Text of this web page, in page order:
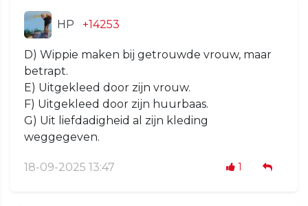
HP +14253
D) Wippie maken bij getrouwde vrouw, maar
betrapt.
E) Uitgekleed door zijn vrouw.
F) Uitgekleed door zijn huurbaas.
G) Uit liefdadigheid al zijn kleding
weggegeven.
18-09-2025 13:47 1